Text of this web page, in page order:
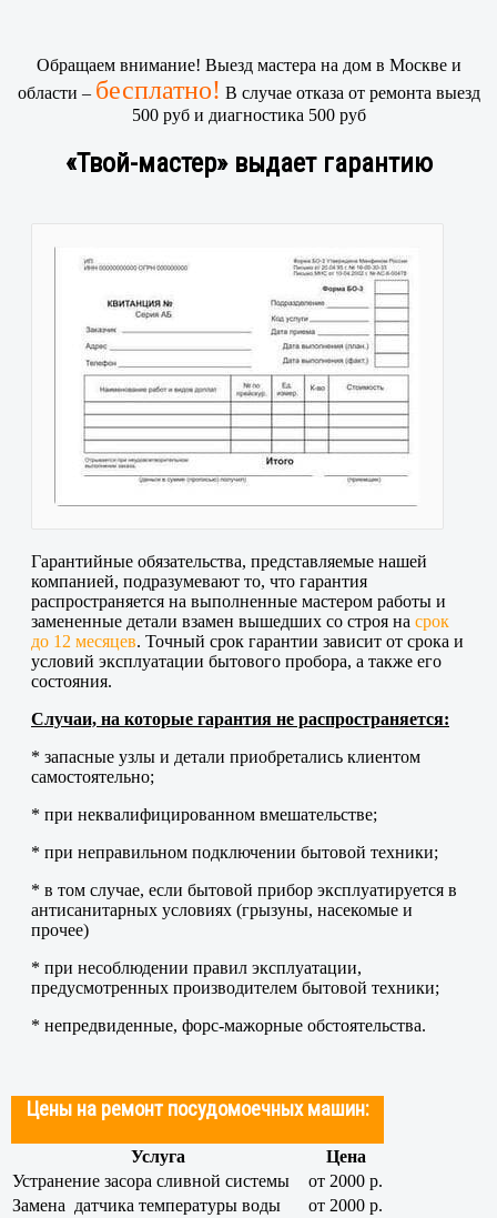
Обращаем внимание! Выезд мастера на дом в Москве и
области – бесплатно! В случае отказа от ремонта выезд
500 руб и диагностика 500 руб
«Твой-мастер» выдает гарантию
Гарантийные обязательства, представляемые нашей
компанией, подразумевают то, что гарантия
распространяется на выполненные мастером работы и
замененные детали взамен вышедших со строя на срок
до 12 месяцев. Точный срок гарантии зависит от срока и
условий эксплуатации бытового пробора, а также его
состояния.
Случаи, на которые гарантия не распространяется:
* запасные узлы и детали приобретались клиентом
самостоятельно;
* при неквалифицированном вмешательстве;
* при неправильном подключении бытовой техники;
* в том случае, если бытовой прибор эксплуатируется в
антисанитарных условиях (грызуны, насекомые и
прочее)
* при несоблюдении правил эксплуатации,
предусмотренных производителем бытовой техники;
* непредвиденные, форс-мажорные обстоятельства.
Цены на ремонт посудомоечных машин:
Услуга
Цена
Устранение засора сливной системы
от 2000 р.
Замена датчика температуры воды
от 2000 р.